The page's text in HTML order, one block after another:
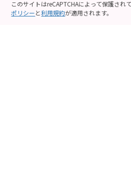
このサイトはreCAPTCHAによって保護され
ポリシーと利用規約が適用されます。